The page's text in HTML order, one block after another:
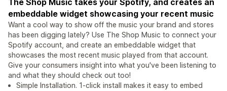
The Shop Music takes your Spotify, and creates an
embeddable widget showcasing your recent music
Want a cool way to show off the music your brand and stores
has been digging lately? Use The Shop Music to connect your
Spotify account, and create an embeddable widget that
showcases the most recent music played from that account.
Give your consumers insight into what you've been listening to
and what they should check out too!
Simple Installation. 1-click install makes it easy to embed